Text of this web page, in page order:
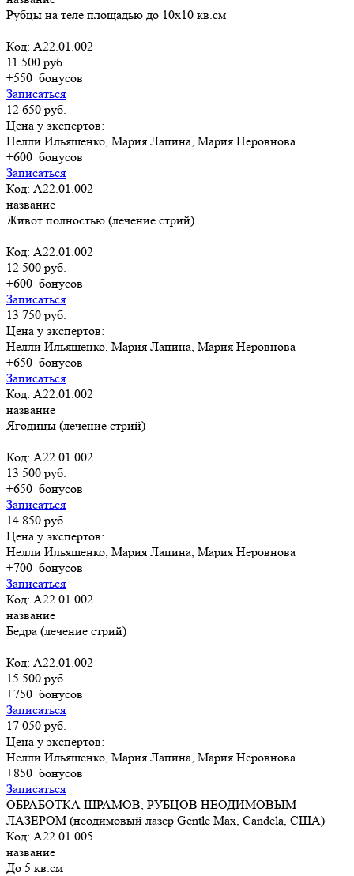
Рубцы на теле площадью до 10х10 кв.см
Код: A22.01.002
11 500 руб.
+550 бонусов
Записаться
12 650 руб.
Цена у экспертов:
Нелли Ильяшенко, Мария Лапина, Мария Неровнова
+600 бонусов
Записаться
Код: A22.01.002
название
Живот полностью (лечение стрий)
Код: A22.01.002
12 500 руб.
+600 бонусов
Записаться
13 750 руб.
Цена у экспертов:
Нелли Ильяшенко, Мария Лапина, Мария Неровнова
+650 бонусов
Записаться
Код: A22.01.002
название
Ягодицы (лечение стрий)
Код: A22.01.002
13 500 руб.
+650 бонусов
Записаться
14 850 руб.
Цена у экспертов:
Нелли Ильяшенко, Мария Лапина, Мария Неровнова
+700 бонусов
Записаться
Код: A22.01.002
название
Бедра (лечение стрий)
Код: A22.01.002
15 500 руб.
+750 бонусов
Записаться
17 050 руб.
Цена у экспертов:
Нелли Ильяшенко, Мария Лапина, Мария Неровнова
+850 бонусов
Записаться
ОБРАБОТКА ШРАМОВ, РУБЦОВ НЕОДИМОВЫМ
ЛАЗЕРОМ (неодимовый лазер Gentle Max, Candela, США)
Код: А22.01.005
название
До 5 кв.см